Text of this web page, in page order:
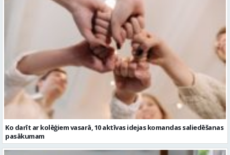
Ko darīt ar kolēģiem vasarā, 10 aktīvas idejas komandas saliedēšanas
pasākumam